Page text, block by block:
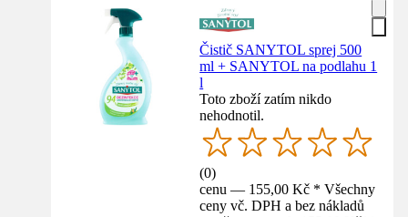
Čistič SANYTOL sprej 500
ml + SANYTOL na podlahu 1
l
Toto zboží zatím nikdo
nehodnotil.
(0)
cenu — 155,00 Kč * Všechny
ceny vč. DPH a bez nákladů